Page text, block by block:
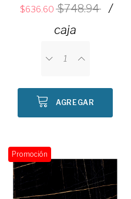
636.60 748.94
/
caja
AGREGAR
Promoción